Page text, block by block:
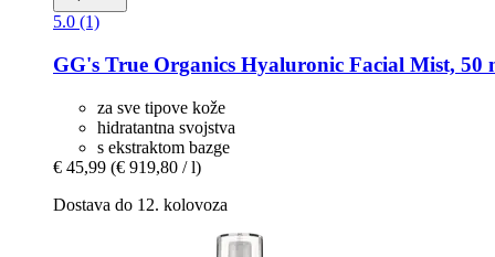
5.0 (1)
GG's True Organics Hyaluronic Facial Mist, 50
za sve tipove kože
hidratantna svojstva
s ekstraktom bazge
€ 45,99 (€ 919,80 / l)
Dostava do 12. kolovoza